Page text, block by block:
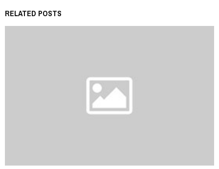
RELATED POSTS